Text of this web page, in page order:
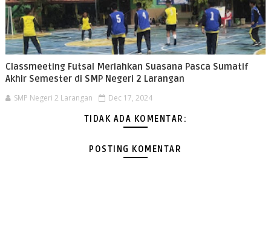
Classmeeting Futsal Meriahkan Suasana Pasca Sumatif
Akhir Semester di SMP Negeri 2 Larangan
SMP Negeri 2 Larangan Dec 17, 2024
TIDAK ADA KOMENTAR:
POSTING KOMENTAR